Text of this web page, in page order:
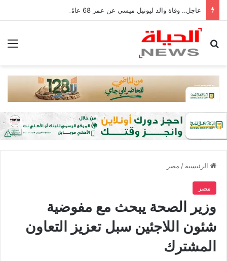
عاجل.. وفاة والد ليونيل ميسي عن عمر 68 عامًا في الأرجنتين
بحث عن
الرئيسية / مصر
مصر
وزير الصحة يبحث مع مفوضية
شئون اللاجئين سبل تعزيز التعاون
المشترك